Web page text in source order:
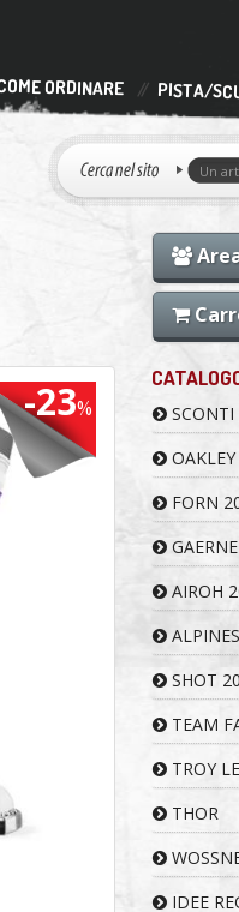
ORDINARE PISTA/
-23%
SCONTI
FORN
AIROH
SHOT
TEAM
TROY
THOR
IDEE